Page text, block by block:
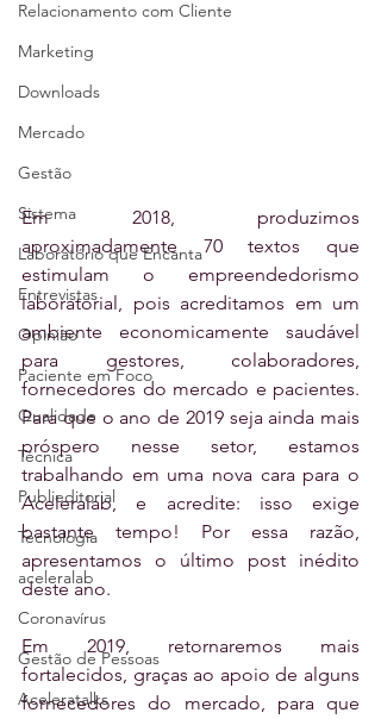
Relacionamento com Cliente
Marketing
Downloads
Mercado
Gestão
Sistema
Laboratório que Encanta
Entrevistas
Opinião
Paciente em Foco
Qualidade
Técnica
Publieditorial
Tecnologia
aceleralab
Coronavírus
Gestão de Pessoas
Aceleratalks
Em 2018, produzimos
aproximadamente 70 textos que
estimulam o empreendedorismo
laboratorial, pois acreditamos em um
ambiente economicamente saudável
para gestores, colaboradores,
fornecedores do mercado e pacientes.
Para que o ano de 2019 seja ainda mais
próspero nesse setor, estamos
trabalhando em uma nova cara para o
Aceleralab, e acredite: isso exige
bastante tempo! Por essa razão,
apresentamos o último post inédito
deste ano.
Em 2019, retornaremos mais
fortalecidos, graças ao apoio de alguns
fornecedores do mercado, para que